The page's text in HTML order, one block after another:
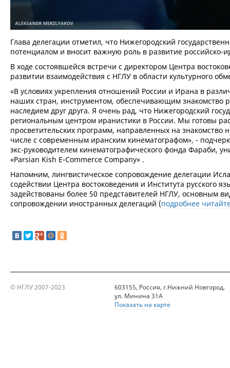
Глава делегации отметил, что Нижегородский
потенциалом и вносит важную роль в развитие
В ходе состоявшейся встречи с директором Центра
развитии взаимодействия с НГЛУ в области культурного
«В условиях укрепления отношений России и Ирана в
наших стран, инструментом, обеспечивающим знакомство
наследием друг друга. Я очень рад, что Нижегородский
региональным центром иранистики в России. Мы готовы
просветительских программ, направленных на
числе с современным иранским кинематографом», -
экс-руководителем кинематографического фонда Фараби,
«Parsian Kish E-Commerce Company» .
Напомним, лингвистическое сопровождение делегации
содействии Центра востоковедения и Института русского
задействованы более 50 представителей НГЛУ, основным
сопровождении иностранных делегаций (подробнее
© НГЛУ 2007-2023
603155, Россия, г.Нижний Новгород,
ул. Минина 31А
Показать на карте